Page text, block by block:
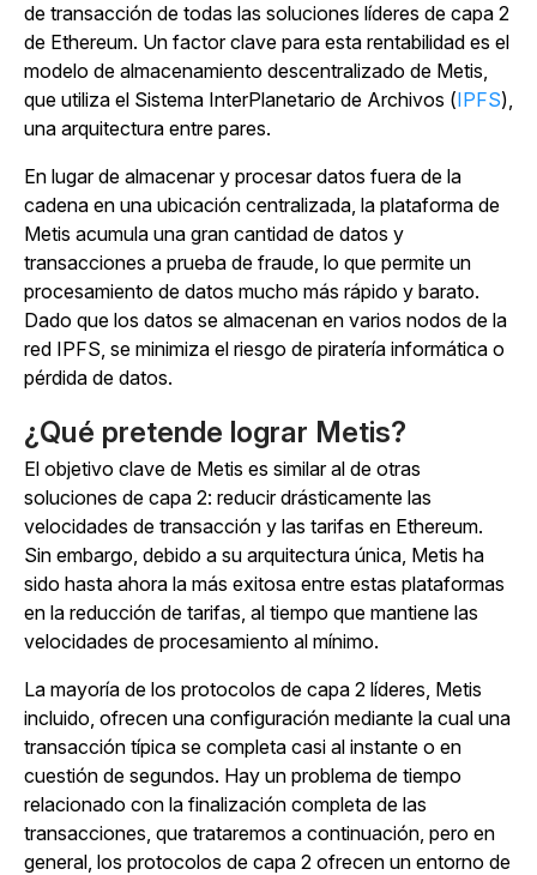
de transacción de todas las soluciones líderes de capa 2
de Ethereum. Un factor clave para esta rentabilidad es el
modelo de almacenamiento descentralizado de Metis,
que utiliza el Sistema InterPlanetario de Archivos (IPFS),
una arquitectura entre pares.
En lugar de almacenar y procesar datos fuera de la
cadena en una ubicación centralizada, la plataforma de
Metis acumula una gran cantidad de datos y
transacciones a prueba de fraude, lo que permite un
procesamiento de datos mucho más rápido y barato.
Dado que los datos se almacenan en varios nodos de la
red IPFS, se minimiza el riesgo de piratería informática o
pérdida de datos.
¿Qué pretende lograr Metis?
El objetivo clave de Metis es similar al de otras
soluciones de capa 2: reducir drásticamente las
velocidades de transacción y las tarifas en Ethereum.
Sin embargo, debido a su arquitectura única, Metis ha
sido hasta ahora la más exitosa entre estas plataformas
en la reducción de tarifas, al tiempo que mantiene las
velocidades de procesamiento al mínimo.
La mayoría de los protocolos de capa 2 líderes, Metis
incluido, ofrecen una configuración mediante la cual una
transacción típica se completa casi al instante o en
cuestión de segundos. Hay un problema de tiempo
relacionado con la finalización completa de las
transacciones, que trataremos a continuación, pero en
general, los protocolos de capa 2 ofrecen un entorno de